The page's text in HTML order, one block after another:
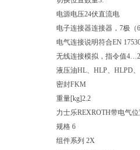
电源电压24伏直流电
电子连接器连接器，7极（
电气连接说明符合EN
无线连接模拟，指令值
液压油HL、HLP、HLPD
密封FKM
重量[kg]2.2
力士乐REXROTH带电气
规格 6
组件系列 2X